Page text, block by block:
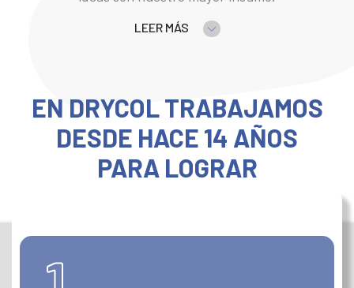
LEER MÁS
EN DRYCOL TRABAJAMOS
DESDE HACE 14 AÑOS
PARA LOGRAR